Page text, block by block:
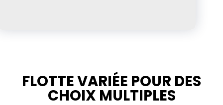
FLOTTE VARIÉE POUR DES
CHOIX MULTIPLES